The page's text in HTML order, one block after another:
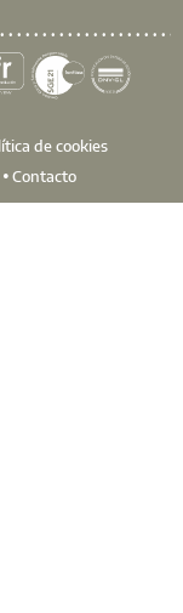
de cookies
Contacto